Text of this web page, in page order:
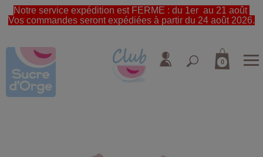
Notre service expédition est FERME : du 1er au 21 août
Vos commandes seront expédiées à partir du 24 août 2026.
0